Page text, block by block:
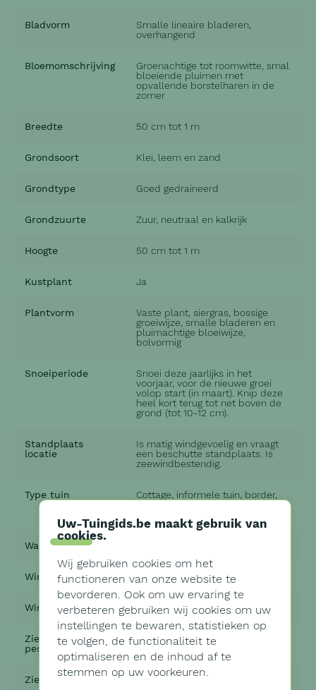
Bladvorm
Smalle lineaire bladeren,
overhangend
Bloemomschrijving
Groenachtige tot roomwitte, smal
bloeiende pluimen met
opvallende borstelharen in de
zomer
Breedte 50 cm tot 1 m
Grondsoort Klei, leem en zand
Grondtype Goed gedraineerd
Grondzuurte Zuur, neutraal en kalkrijk
Hoogte 50 cm tot 1 m
Kustplant Ja
Plantvorm
Vaste plant, siergras, bossige
groeiwijze, smalle bladeren en
pluimachtige bloeiwijze,
bolvormig
Snoeiperiode
Snoei deze jaarlijks in het
voorjaar, voor de nieuwe groei
volop start (in maart). Knip deze
heel kort terug tot net boven de
grond (tot 10-12 cm).
Standplaats
locatie
Is matig windgevoelig en vraagt
een beschutte standplaats. Is
zeewindbestendig.
Type tuin
Cottage, informele tuin, border,
Wanneer volgroeid
Wintergroen Nee
Winterhard Redelijk
Ziektes (Dieren,
pests)
Nee
Ziektes (Plant) Nee
Uw-Tuingids.be maakt gebruik van
cookies.
Wij gebruiken cookies om het
functioneren van onze website te
bevorderen. Ook om uw ervaring te
verbeteren gebruiken wij cookies om uw
instellingen te bewaren, statistieken op
te volgen, de functionaliteit te
optimaliseren en de inhoud af te
stemmen op uw voorkeuren.